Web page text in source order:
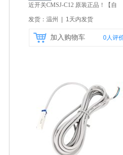
近开关CMSJ-C12 原装正品！
【自
发货：温州 | 1天内发货
加入购物车 0人评